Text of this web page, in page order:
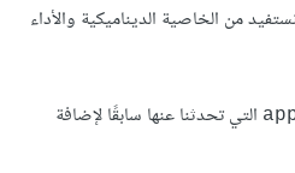
من الخاصية الديناميكية والأداء
التي تحدثنا عنها سابقًا لإضافة